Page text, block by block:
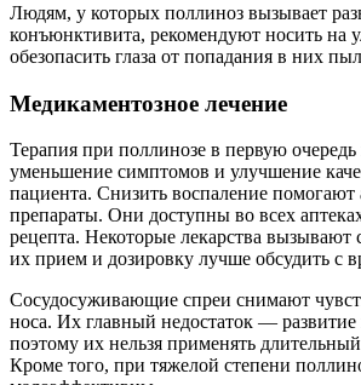
Людям, у которых поллиноз вызывает
конъюнктивита, рекомендуют носить на
обезопасить глаза от попадания в них
Медикаментозное лечение
Терапия при поллинозе в первую очередь
уменьшение симптомов и улучшение
пациента. Снизить воспаление
препараты. Они доступны во всех
рецепта. Некоторые лекарства вызывают
их прием и дозировку лучше обсудить с
Сосудосуживающие спреи снимают
носа. Их главный недостаток —
поэтому их нельзя применять
Кроме того, при тяжелой степени